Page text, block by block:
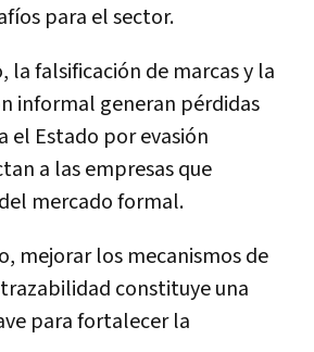
para el sector.
la falsificación de marcas y la
informal generan pérdidas
el Estado por evasión
a las empresas que
mercado formal.
mejorar los mecanismos de
constituye una
para fortalecer la